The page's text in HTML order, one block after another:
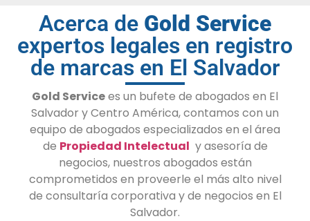
Trámites
para
el registro de
marcas en El
Salvador
Acerca de Gold Service
expertos legales en registro
de marcas en El Salvador
Gold Servicees un bufete de abogados en El
Salvador y Centro América, contamos con un
equipo de abogados especializados en el área
de Propiedad Intelectual y asesoría de
negocios, nuestros abogados están
comprometidos en proveerle el más alto nivel
de consultaría corporativa y de negocios en El
Salvador.